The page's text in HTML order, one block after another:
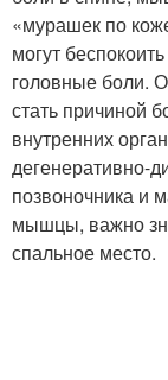
«мурашек по
могут
головные боли.
стать причиной
внутренних
дегенеративно-
позвоночника и
мышцы, важно
спальное место.